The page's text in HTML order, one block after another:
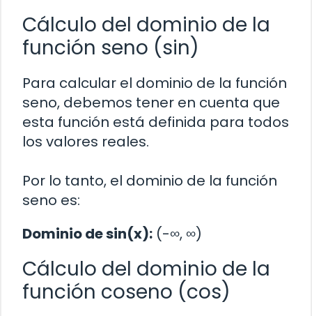
Cálculo del dominio de la
función seno (sin)
Para calcular el dominio de la función
seno, debemos tener en cuenta que
esta función está definida para todos
los valores reales.
Por lo tanto, el dominio de la función
seno es:
Dominio de sin(x): (-∞, ∞)
Cálculo del dominio de la
función coseno (cos)